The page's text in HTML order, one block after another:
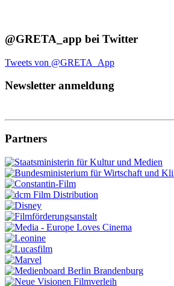
@GRETA_app bei Twitter
Tweets von @GRETA_App
Newsletter anmeldung
Partners